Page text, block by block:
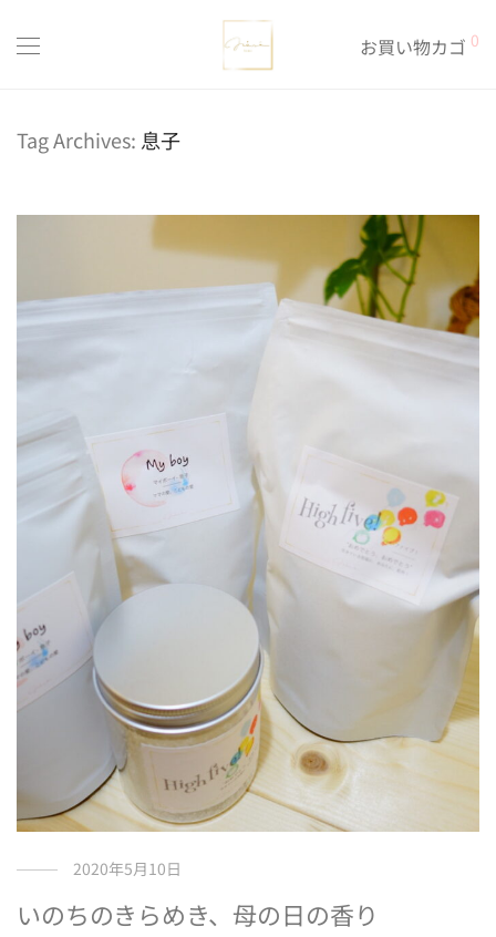
お買い物カゴ 0
Tag Archives: 息子
2020年5月10日
いのちのきらめき、母の日の香り